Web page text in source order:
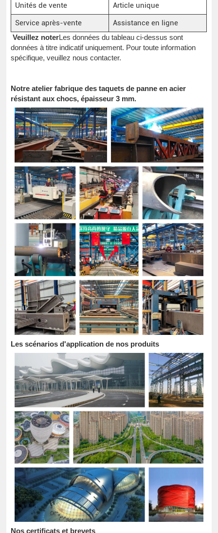
Unités de vente
Article unique
Service après-vente
Assistance en ligne
Veuillez noterLes données du tableau ci-dessus sont
données à titre indicatif uniquement. Pour toute information
spécifique, veuillez nous contacter.
Notre atelier fabrique des taquets de panne en acier
résistant aux chocs, épaisseur 3 mm.
Les scénarios d'application de nos produits
Nos certificats et brevets